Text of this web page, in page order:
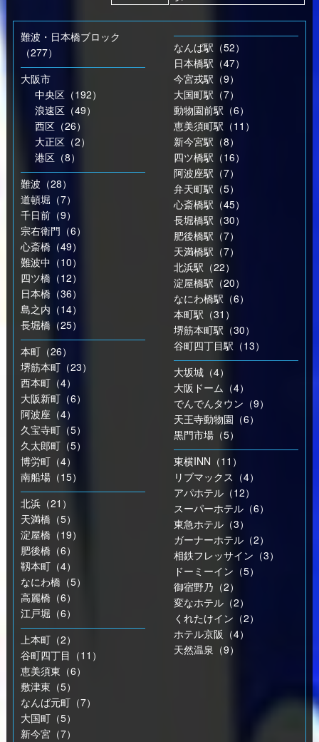
難波・日本橋ブロック
（277）
大阪市
中央区（192）
浪速区（49）
西区（26）
大正区（2）
港区（8）
難波（28）
道頓堀（7）
千日前（9）
宗右衛門（6）
心斎橋（49）
難波中（10）
四ツ橋（12）
日本橋（36）
島之内（14）
長堀橋（25）
本町（26）
堺筋本町（23）
西本町（4）
大阪新町（6）
阿波座（4）
久宝寺町（5）
久太郎町（5）
博労町（4）
南船場（15）
北浜（21）
天満橋（5）
淀屋橋（19）
肥後橋（6）
靱本町（4）
なにわ橋（5）
高麗橋（6）
江戸堀（6）
上本町（2）
谷町四丁目（11）
恵美須東（6）
敷津東（5）
なんば元町（7）
大国町（5）
新今宮（7）
なんば駅（52）
日本橋駅（47）
今宮戎駅（9）
大国町駅（7）
動物園前駅（6）
恵美須町駅（11）
新今宮駅（8）
四ツ橋駅（16）
阿波座駅（7）
弁天町駅（5）
心斎橋駅（45）
長堀橋駅（30）
肥後橋駅（7）
天満橋駅（7）
北浜駅（22）
淀屋橋駅（20）
なにわ橋駅（6）
本町駅（31）
堺筋本町駅（30）
谷町四丁目駅（13）
大坂城（4）
大阪ドーム（4）
でんでんタウン（9）
天王寺動物園（6）
黒門市場（5）
東横INN（11）
リブマックス（4）
アパホテル（12）
スーパーホテル（6）
東急ホテル（3）
ガーナーホテル（2）
相鉄フレッサイン（3）
ドーミーイン（5）
御宿野乃（2）
変なホテル（2）
くれたけイン（2）
ホテル京阪（4）
天然温泉（9）